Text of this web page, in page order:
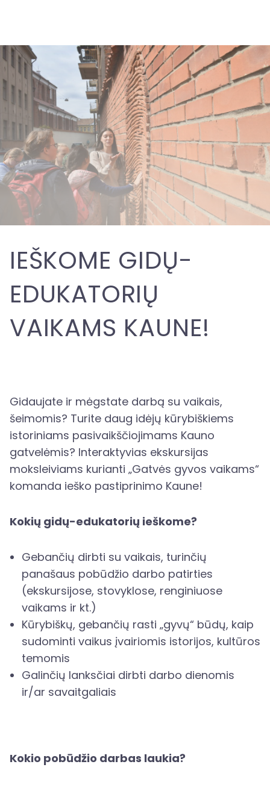
IEŠKOME GIDŲ-
EDUKATORIŲ
VAIKAMS KAUNE!
Gidaujate ir mėgstate darbą su vaikais,
šeimomis? Turite daug idėjų kūrybiškiems
istoriniams pasivaikščiojimams Kauno
gatvelėmis? Interaktyvias ekskursijas
moksleiviams kurianti „Gatvės gyvos vaikams“
komanda ieško pastiprinimo Kaune!
Kokių gidų-edukatorių ieškome?
Gebančių dirbti su vaikais, turinčių
panašaus pobūdžio darbo patirties
(ekskursijose, stovyklose, renginiuose
vaikams ir kt.)
Kūrybiškų, gebančių rasti „gyvų“ būdų, kaip
sudominti vaikus įvairiomis istorijos, kultūros
temomis
Galinčių lanksčiai dirbti darbo dienomis
ir/ar savaitgaliais
Kokio pobūdžio darbas laukia?